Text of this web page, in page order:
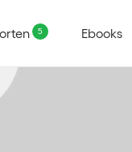
Ebooks